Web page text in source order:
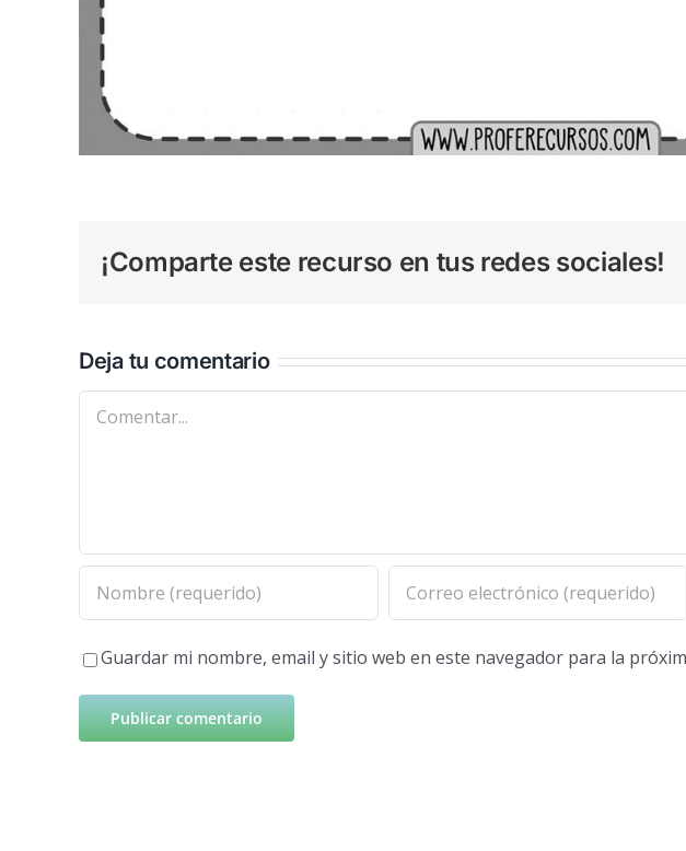
¡Comparte este recurso en tus redes sociales!
Deja tu comentario
Comentar
Guardar mi nombre, email y sitio web en este navegador para la